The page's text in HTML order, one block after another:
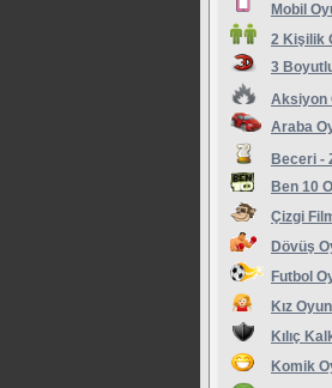
Mobil
2 Kişilik
3
Aksiyon
Araba
Beceri -
Ben 10
Çizgi
Dövüş
Futbol
Kız
Kılıç
Komik